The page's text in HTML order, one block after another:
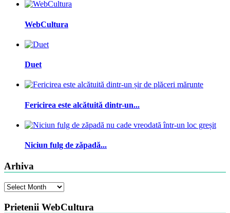
WebCultura
Duet
Fericirea este alcătuită dintr-un...
Niciun fulg de zăpadă...
Arhiva
Arhiva
Prietenii WebCultura